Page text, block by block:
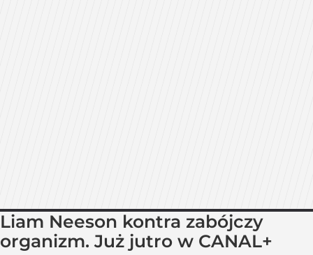
Liam Neeson kontra zabójczy
organizm. Już jutro w CANAL+